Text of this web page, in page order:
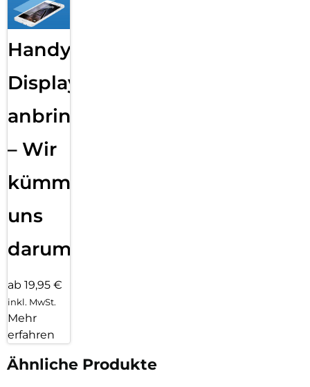
tun kannst.
Mit Google Gemini auf deiner Galaxy Watch8 ist smarte
Unterstützung zur Stelle, wenn du sie brauchst. Ob beim
Joggen, beim Kochen oder im Supermarkt: Hebe deinen
Arm, aktiviere Google Gemini und sprich in die Galaxy
Fragen suchen, deinen Terminkalender checken oder
Smartphone in die Hand nehmen musst. Lass dir eine
Laufstrecke von 8 km Länge empfehlen. Starte deine
Lieblings-Playlist, setze einen Timer für bissfeste Pasta oder
suche nach proteinreichen Snacks ohne Zucker – ganz
Gemini eine Nachricht für dich verfassen und direkt an deine
desto besser lernt Gemini deine Routinen kennen – und kann
dir proaktiv Hilfe anbieten.
Handy
Displayfolie
anbringen
– Wir
kümmern
uns
darum!
ab 19,95 €
inkl. MwSt.
Mehr
erfahren
Ähnliche Produkte